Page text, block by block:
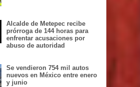
Alcalde de Metepec recibe
prórroga de 144 horas para
enfrentar acusaciones por
abuso de autoridad
Se vendieron 754 mil autos
nuevos en México entre enero
y junio